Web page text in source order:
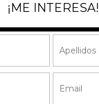
¡ME INTERESA!